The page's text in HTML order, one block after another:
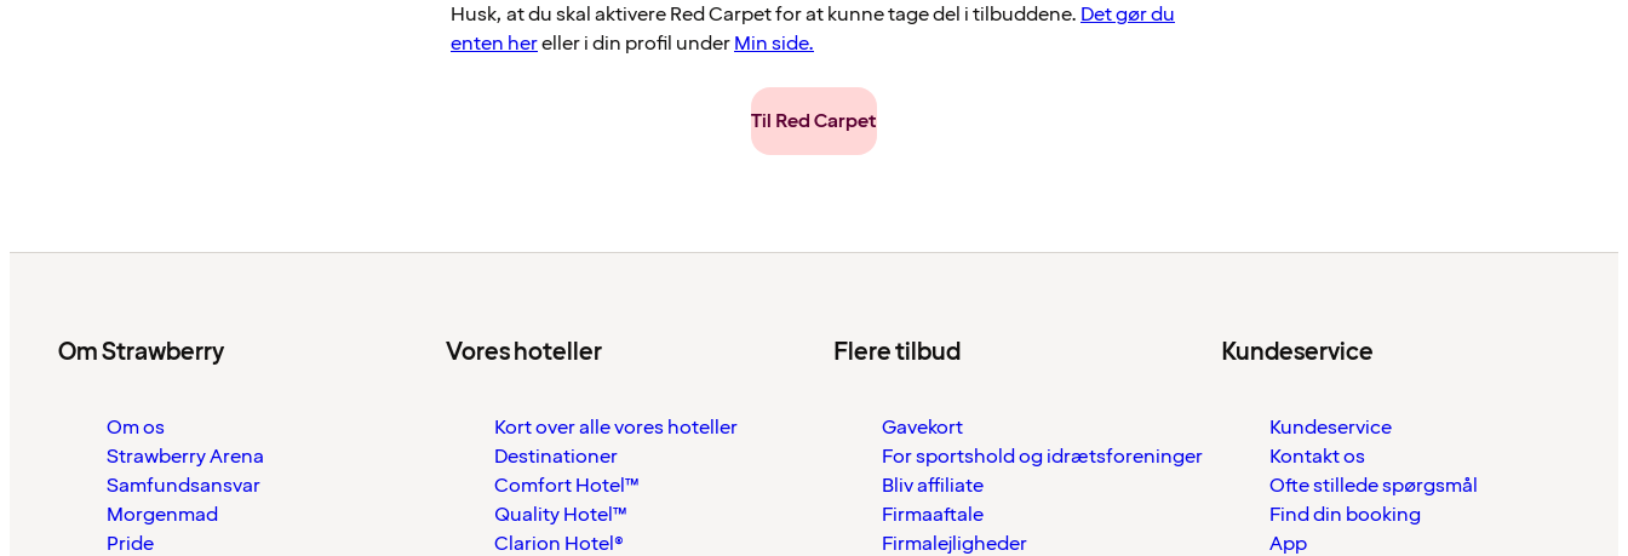
Husk, at du skal aktivere Red Carpet for at kunne tage del i tilbuddene. Det gør du
enten hereller i din profil underMin side.
Til Red Carpet
Om Strawberry
Om os
Strawberry Arena
Samfundsansvar
Morgenmad
Pride
Vores hoteller
Kort over alle vores hoteller
Destinationer
Comfort Hotel™
Quality Hotel™
Clarion Hotel®
Flere tilbud
Gavekort
For sportshold og idrætsforeninger
Bliv affiliate
Firmaaftale
Firmalejligheder
Kundeservice
Kundeservice
Kontakt os
Ofte stillede spørgsmål
Find din booking
App